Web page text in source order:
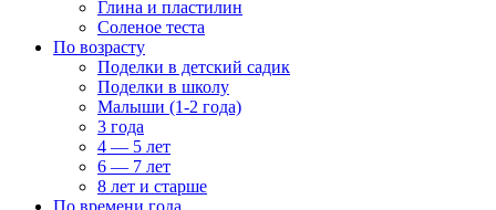
Глина и пластилин
Соленое теста
По возрасту
Поделки в детский садик
Поделки в школу
Малыши (1-2 года)
3 года
4 — 5 лет
6 — 7 лет
8 лет и старше
По времени года